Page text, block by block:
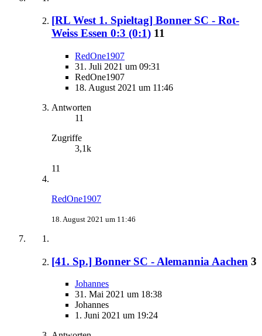
[RL West 1. Spieltag] Bonner SC - Rot-
Weiss Essen 0:3 (0:1) 11
RedOne1907
31. Juli 2021 um 09:31
RedOne1907
18. August 2021 um 11:46
Antworten
11
Zugriffe
3,1k
11
RedOne1907
18. August 2021 um 11:46
[41. Sp.] Bonner SC - Alemannia Aachen 3
Johannes
31. Mai 2021 um 18:38
Johannes
1. Juni 2021 um 19:24